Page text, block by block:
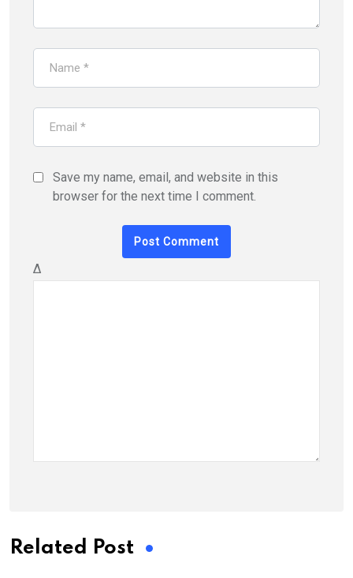
Save my name, email, and website in this
browser for the next time I comment.
Δ
Related Post